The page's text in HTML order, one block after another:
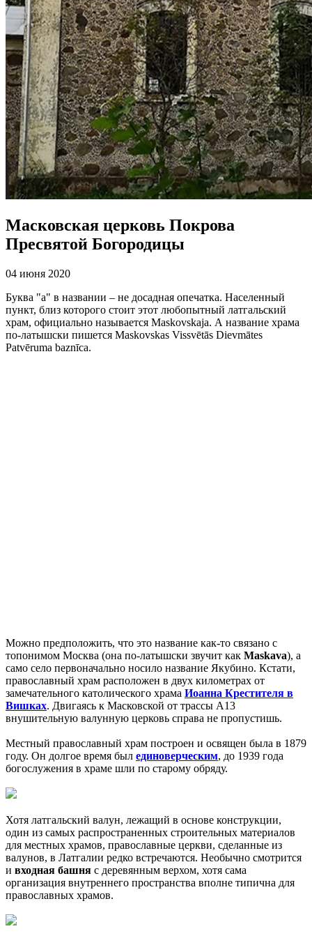
Масковская церковь Покрова
Пресвятой Богородицы
04 июня 2020
Буква "а" в названии – не досадная опечатка. Населенный
пункт, близ которого стоит этот любопытный латгальский
храм, официально называется Maskovskaja. А название храма
по-латышски пишется Maskovskas Vissvētās Dievmātes
Patvēruma baznīca.
Можно предположить, что это название как-то связано с
топонимом Москва (она по-латышски звучит как Maskava), а
само село первоначально носило название Якубино. Кстати,
православный храм расположен в двух километрах от
замечательного католического храма Иоанна Крестителя в
Вишках. Двигаясь к Масковской от трассы A13
внушительную валунную церковь справа не пропустишь.
Местный православный храм построен и освящен была в 1879
году. Он долгое время был единоверческим, до 1939 года
богослужения в храме шли по старому обряду.
Хотя латгальский валун, лежащий в основе конструкции,
один из самых распространенных строительных материалов
для местных храмов, православные церкви, сделанные из
валунов, в Латгалии редко встречаются. Необычно смотрится
и входная башня с деревянным верхом, хотя сама
организация внутреннего пространства вполне типична для
православных храмов.